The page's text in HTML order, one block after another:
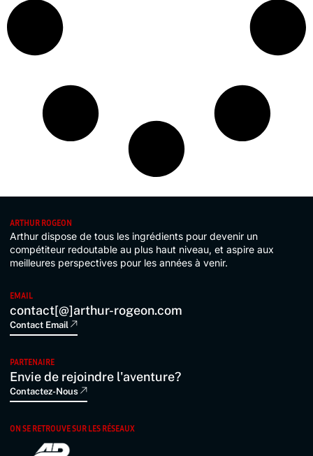
ARTHUR ROGEON
Arthur dispose de tous les ingrédients pour devenir un
compétiteur redoutable au plus haut niveau, et aspire aux
meilleures perspectives pour les années à venir.
EMAIL
contact[@]arthur-rogeon.com
Contact Email
PARTENAIRE
Envie de rejoindre l'aventure?
Contactez-Nous
ON SE RETROUVE SUR LES RÉSEAUX